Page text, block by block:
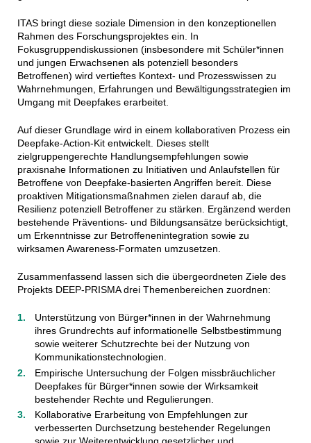
ITAS bringt diese soziale Dimension in den konzeptionellen
Rahmen des Forschungsprojektes ein. In
Fokusgruppendiskussionen (insbesondere mit Schüler*innen
und jungen Erwachsenen als potenziell besonders
Betroffenen) wird vertieftes Kontext- und Prozesswissen zu
Wahrnehmungen, Erfahrungen und Bewältigungsstrategien im
Umgang mit Deepfakes erarbeitet.
Auf dieser Grundlage wird in einem kollaborativen Prozess ein
Deepfake-Action-Kit entwickelt. Dieses stellt
zielgruppengerechte Handlungsempfehlungen sowie
praxisnahe Informationen zu Initiativen und Anlaufstellen für
Betroffene von Deepfake-basierten Angriffen bereit. Diese
proaktiven Mitigationsmaßnahmen zielen darauf ab, die
Resilienz potenziell Betroffener zu stärken. Ergänzend werden
bestehende Präventions- und Bildungsansätze berücksichtigt,
um Erkenntnisse zur Betroffenenintegration sowie zu
wirksamen Awareness-Formaten umzusetzen.
Zusammenfassend lassen sich die übergeordneten Ziele des
Projekts DEEP-PRISMA drei Themenbereichen zuordnen:
Unterstützung von Bürger*innen in der Wahrnehmung
ihres Grundrechts auf informationelle Selbstbestimmung
sowie weiterer Schutzrechte bei der Nutzung von
Kommunikationstechnologien.
Empirische Untersuchung der Folgen missbräuchlicher
Deepfakes für Bürger*innen sowie der Wirksamkeit
bestehender Rechte und Regulierungen.
Kollaborative Erarbeitung von Empfehlungen zur
verbesserten Durchsetzung bestehender Regelungen